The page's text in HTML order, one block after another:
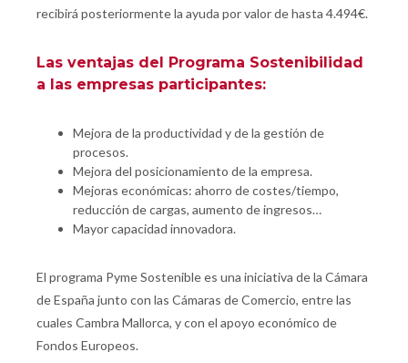
recibirá posteriormente la ayuda por valor de hasta 4.494€.
Las ventajas del Programa Sostenibilidad
a las empresas participantes:
Mejora de la productividad y de la gestión de
procesos.
Mejora del posicionamiento de la empresa.
Mejoras económicas: ahorro de costes/tiempo,
reducción de cargas, aumento de ingresos…
Mayor capacidad innovadora.
El programa Pyme Sostenible es una iniciativa de la Cámara
de España junto con las Cámaras de Comercio, entre las
cuales Cambra Mallorca, y con el apoyo económico de
Fondos Europeos.